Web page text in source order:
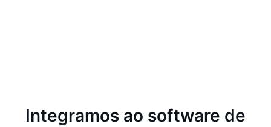
Integramos ao software de